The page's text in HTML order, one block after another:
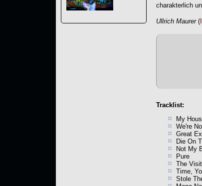
charakterlich
Ullrich Maurer(
Tracklist:
My
We're
Great
Die On
Not My
Pure
The
Time,
Stole